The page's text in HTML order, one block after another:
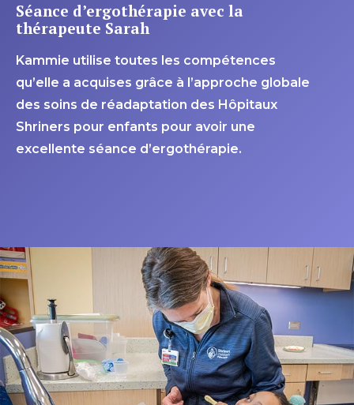
Séance d’ergothérapie avec la
thérapeute Sarah
Kammie utilise toutes les compétences
qu’elle a acquises grâce à l’approche globale
des soins de réadaptation des Hôpitaux
Shriners pour enfants pour avoir une
excellente séance d’ergothérapie.